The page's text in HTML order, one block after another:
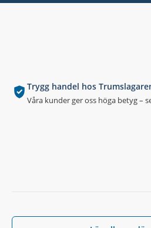
Trygg handel hos
Våra kunder ger oss höga betyg –